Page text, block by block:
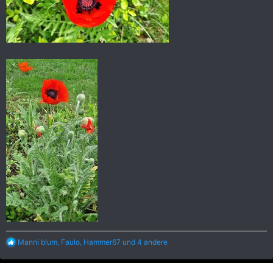
R
a
Manni blum Faulo Hammer67 und 4 andere